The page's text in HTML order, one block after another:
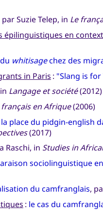
par Suzie Telep, in Le
épilinguistiques en
whitisagechez des
in Paris : "Slang is
Langage et société(2012)
français en Afrique(2006)
place du pidgin-english
(2017)
Raschi, in Studies in
sociolinguistique
du camfranglais,
: le cas du